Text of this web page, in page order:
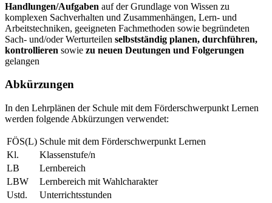
Handlungen/Aufgaben auf der Grundlage von Wissen zu
komplexen Sachverhalten und Zusammenhängen, Lern- und
Arbeitstechniken, geeigneten Fachmethoden sowie begründeten
Sach- und/oder Werturteilen selbstständig planen, durchführen,
kontrollieren sowie zu neuen Deutungen und Folgerungen
gelangen
Abkürzungen
In den Lehrplänen der Schule mit dem Förderschwerpunkt Lernen
werden folgende Abkürzungen verwendet:
FÖS(L) Schule mit dem Förderschwerpunkt Lernen
Kl.
Klassenstufe/n
LB
Lernbereich
LBW
Lernbereich mit Wahlcharakter
Ustd.
Unterrichtsstunden